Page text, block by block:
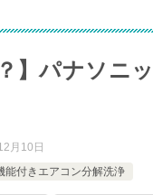
】パナソニ
月10日
能付きエアコン分解洗浄